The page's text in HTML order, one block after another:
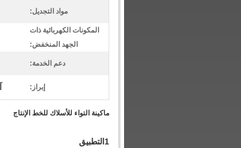
مواد التجديل:
المكونات الكهربائية ذات
الجهد المنخفض:
دعم الخدمة:
إبراز:
ماكينة التواء للأسلاك للخط الإنتاج
1التطبيق